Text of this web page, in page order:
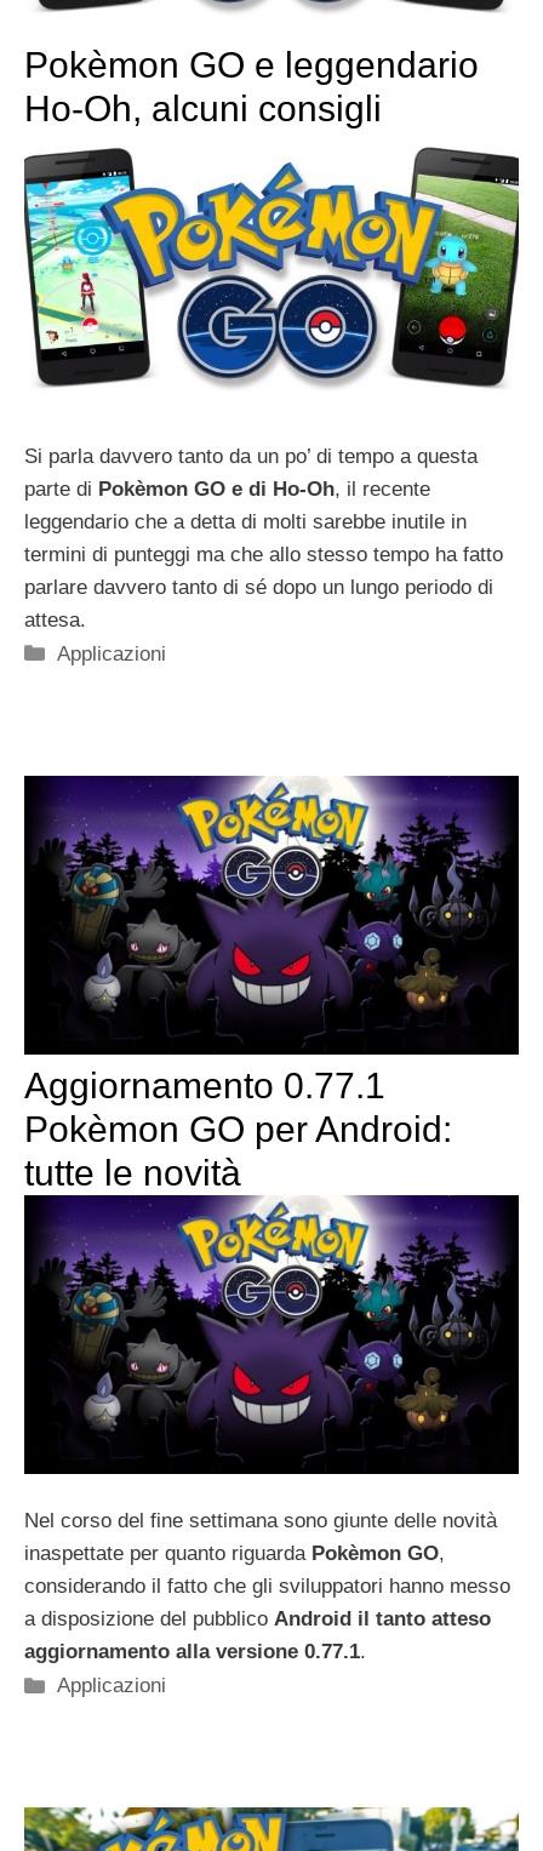
Pokèmon GO e leggendario
Ho-Oh, alcuni consigli
Si parla davvero tanto da un po’ di tempo a questa
parte di Pokèmon GO e di Ho-Oh, il recente
leggendario che a detta di molti sarebbe inutile in
termini di punteggi ma che allo stesso tempo ha fatto
parlare davvero tanto di sé dopo un lungo periodo di
attesa.
Categorie
Applicazioni
Aggiornamento 0.77.1
Pokèmon GO per Android:
tutte le novità
Nel corso del fine settimana sono giunte delle novità
inaspettate per quanto riguarda Pokèmon GO,
considerando il fatto che gli sviluppatori hanno messo
a disposizione del pubblico Android il tanto atteso
aggiornamento alla versione 0.77.1.
Categorie
Applicazioni